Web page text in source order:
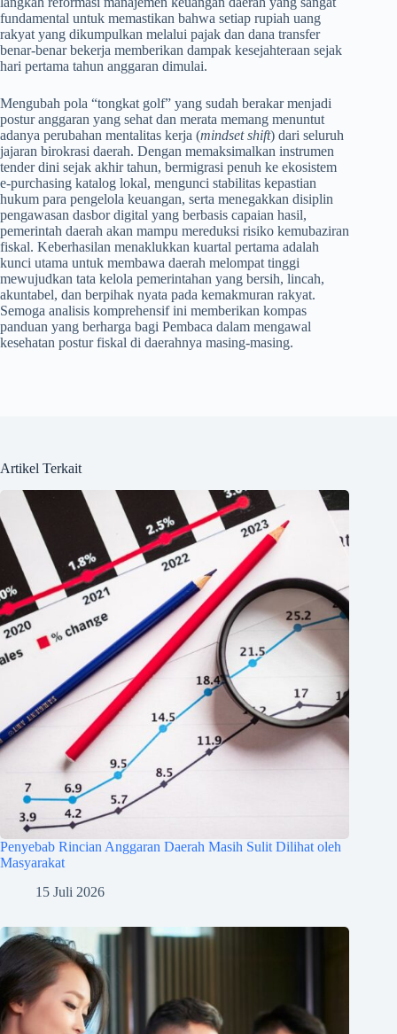
fundamental untuk memastikan bahwa setiap rupiah uang
rakyat yang dikumpulkan melalui pajak dan dana transfer
benar-benar bekerja memberikan dampak kesejahteraan sejak
hari pertama tahun anggaran dimulai.
Mengubah pola “tongkat golf” yang sudah berakar menjadi
postur anggaran yang sehat dan merata memang menuntut
adanya perubahan mentalitas kerja (mindset shift) dari seluruh
jajaran birokrasi daerah. Dengan memaksimalkan instrumen
tender dini sejak akhir tahun, bermigrasi penuh ke ekosistem
e-purchasing katalog lokal, mengunci stabilitas kepastian
hukum para pengelola keuangan, serta menegakkan disiplin
pengawasan dasbor digital yang berbasis capaian hasil,
pemerintah daerah akan mampu mereduksi risiko kemubaziran
fiskal. Keberhasilan menaklukkan kuartal pertama adalah
kunci utama untuk membawa daerah melompat tinggi
mewujudkan tata kelola pemerintahan yang bersih, lincah,
akuntabel, dan berpihak nyata pada kemakmuran rakyat.
Semoga analisis komprehensif ini memberikan kompas
panduan yang berharga bagi Pembaca dalam mengawal
kesehatan postur fiskal di daerahnya masing-masing.
Artikel Terkait
Penyebab Rincian Anggaran Daerah Masih Sulit Dilihat oleh
Masyarakat
15 Juli 2026